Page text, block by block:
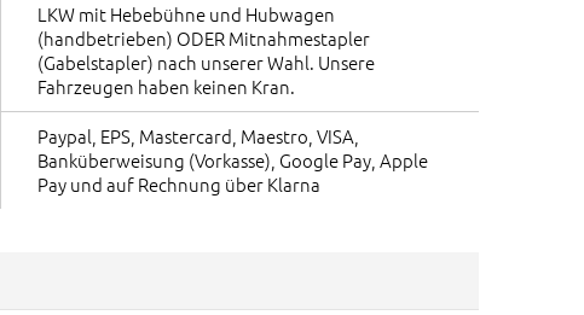
LKW mit Hebebühne und Hubwagen
(handbetrieben) ODER Mitnahmestapler
(Gabelstapler) nach unserer Wahl. Unsere
Fahrzeugen haben keinen Kran.
Paypal, EPS, Mastercard, Maestro, VISA,
Banküberweisung (Vorkasse), Google Pay, Apple
Pay und auf Rechnung über Klarna